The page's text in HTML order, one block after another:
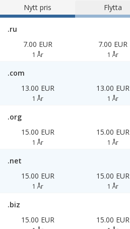
Nytt pris
Flytta
.ru
7.00 EUR
1 År
7.00 EUR
1 År
.com
13.00 EUR
1 År
13.00 EUR
1 År
.org
15.00 EUR
1 År
15.00 EUR
1 År
.net
15.00 EUR
1 År
15.00 EUR
1 År
.biz
15.00 EUR
15.00 EUR